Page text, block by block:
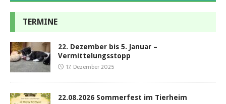
TERMINE
22. Dezember bis 5. Januar –
Vermittelungsstopp
17. Dezember 2025
22.08.2026 Sommerfest im Tierheim